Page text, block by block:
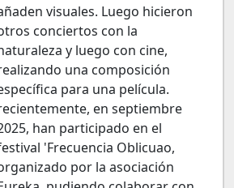
visuales. Luego hicieron
conciertos con la
y luego con cine,
una composición
para una película.
en septiembre
han participado en el
'Frecuencia Oblicuao,
por la asociación